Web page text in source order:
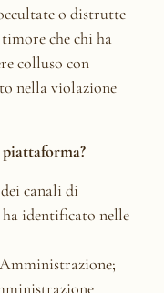
o distrutte
che chi ha
colluso con
nella violazione
piattaforma?
canali di
ha identificato nelle